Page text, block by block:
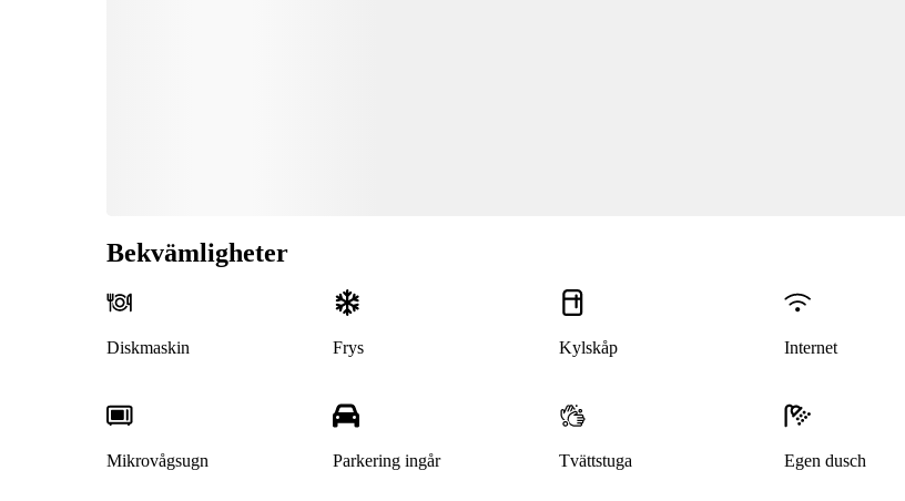
Bekvämligheter
Diskmaskin Frys Kylskåp Internet
Mikrovågsugn Parkering ingår Tvättstuga Egen dusch